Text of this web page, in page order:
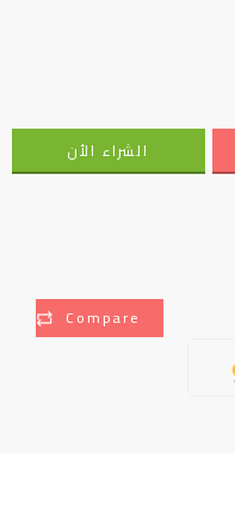
الشراء الأن
Compare